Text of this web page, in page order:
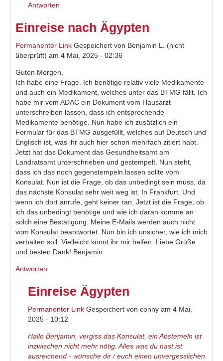
Antworten
Einreise nach Ägypten
Permanenter Link Gespeichert von Benjamin L. (nicht
überprüft) am 4 Mai, 2025 - 02:36
Guten Morgen,
Ich habe eine Frage. Ich benötige relativ viele Medikamente
und auch ein Medikament, welches unter das BTMG fällt. Ich
habe mir vom ADAC ein Dokument vom Hausarzt
unterschreiben lassen, dass ich entsprechende
Medikamente benötige. Nun habe ich zusätzlich ein
Formular für das BTMG ausgefüllt, welches auf Deutsch und
Englisch ist, was ihr auch hier schon mehrfach zitiert habt.
Jetzt hat das Dokument das Gesundheitsamt am
Landratsamt unterschrieben und gestempelt. Nun steht,
dass ich das noch gegenstempeln lassen sollte vom
Konsulat. Nun ist die Frage, ob das unbedingt sein muss, da
das nächste Konsulat sehr weit weg ist. In Frankfurt. Und
wenn ich dort anrufe, geht keiner ran. Jetzt ist die Frage, ob
ich das unbedingt benötige und wie ich daran komme an
solch eine Bestätigung. Meine E-Mails werden auch nicht
vom Konsulat beantwortet. Nun bin ich unsicher, wie ich mich
verhalten soll. Vielleicht könnt ihr mir helfen. Liebe Grüße
und besten Dank! Benjamin
Antworten
Einreise Ägypten
Permanenter Link Gespeichert von conny am 4 Mai,
2025 - 10:12
Hallo Benjamin, vergiss das Konsulat, ein Abstemeln ist
inzwischen nicht mehr nötig. Alles was du hast ist
ausreichend - wünsche dir / euch einen unvergesslichen